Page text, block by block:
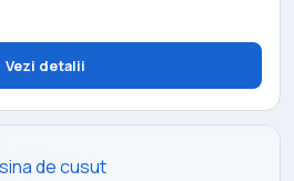
Vezi detalii